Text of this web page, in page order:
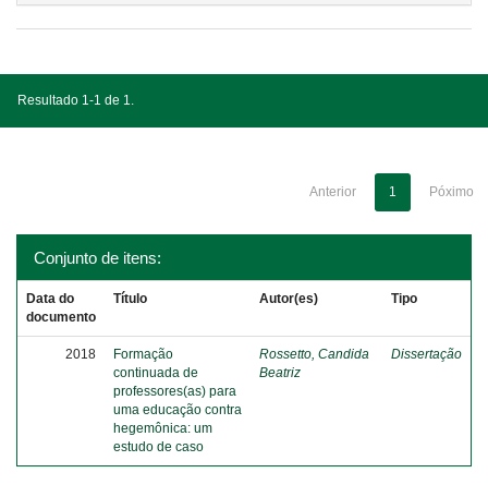
Resultado 1-1 de 1.
Anterior 1 Póximo
Conjunto de itens:
Data do
documento
Título Autor(es) Tipo
2018
Formação
continuada de
professores(as) para
uma educação contra
hegemônica: um
estudo de caso
Rossetto, Candida
Beatriz
Dissertação